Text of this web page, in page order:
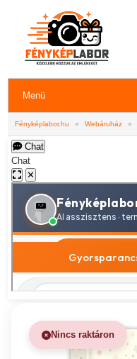
Menü
Fényképlabor.hu » Webáruház »
Chat
Chat
✕
Nincs raktáron